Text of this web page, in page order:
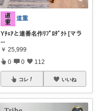
道重
Yﾁｪｱと連番名作ﾘﾌﾟﾛﾀﾞｸﾄ [マラ
...
￥ 25,999
0 0 112
コレ いいね